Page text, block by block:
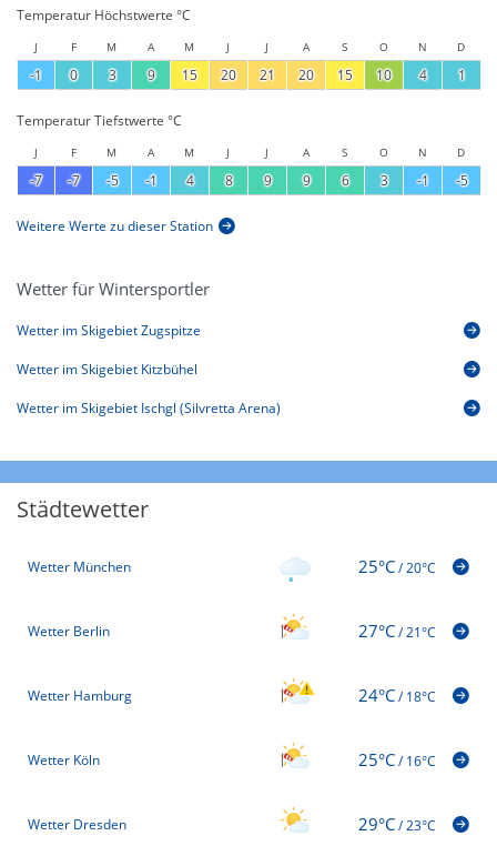
Temperatur Höchstwerte °C
J F M A M J J A S O N D
-1 0 3 9 15 20 21 20 15 10 4 1
Temperatur Tiefstwerte °C
J F M A M J J A S O N D
-7 -7 -5 -1 4 8 9 9 6 3 -1 -5
Weitere Werte zu dieser Station
Wetter für Wintersportler
Wetter im Skigebiet Zugspitze
Wetter im Skigebiet Kitzbühel
Wetter im Skigebiet Ischgl (Silvretta Arena)
Städtewetter
Wetter München 25°C/20°C
Wetter Berlin 27°C/21°C
Wetter Hamburg 24°C/18°C
Wetter Köln 25°C/16°C
Wetter Dresden 29°C/23°C